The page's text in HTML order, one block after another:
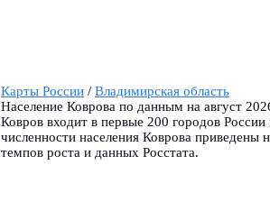
Карты России / Владимирская область
Население Коврова по данным на август
Ковров входит в первые 200 городов
численности населения Коврова приведены
темпов роста и данных Росстата.